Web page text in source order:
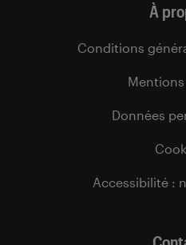
À
Conditions
Données
Accessibilité :